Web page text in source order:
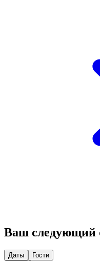
Ваш следующий
Даты
Гости